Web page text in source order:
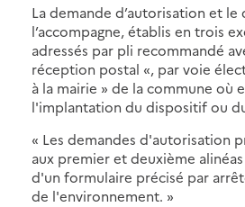
La demande d’autorisation et le
l’accompagne, établis en trois
adressés par pli recommandé
réception postal «, par voie
à la mairie » de la commune où
l'implantation du dispositif ou
« Les demandes d'autorisation
aux premier et deuxième
d'un formulaire précisé par
de l'environnement. »